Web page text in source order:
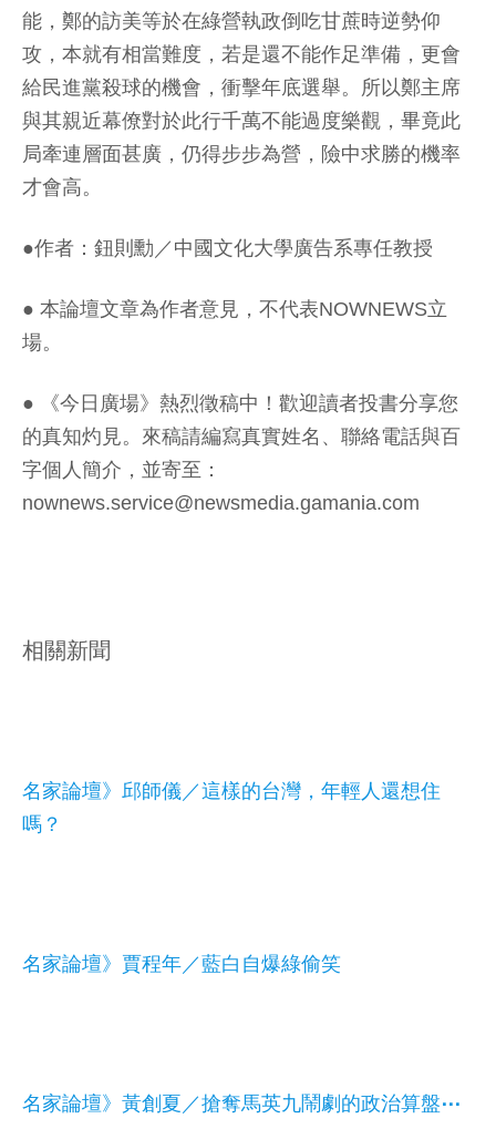
能，鄭的訪美等於在綠營執政倒吃甘蔗時逆勢仰
攻，本就有相當難度，若是還不能作足準備，更會
給民進黨殺球的機會，衝擊年底選舉。所以鄭主席
與其親近幕僚對於此行千萬不能過度樂觀，畢竟此
局牽連層面甚廣，仍得步步為營，險中求勝的機率
才會高。
●作者：鈕則勳／中國文化大學廣告系專任教授
● 本論壇文章為作者意見，不代表NOWNEWS立
場。
● 《今日廣場》熱烈徵稿中！歡迎讀者投書分享您
的真知灼見。來稿請編寫真實姓名、聯絡電話與百
字個人簡介，並寄至：
nownews.service@newsmedia.gamania.com
相關新聞
名家論壇》邱師儀／這樣的台灣，年輕人還想住
嗎？
名家論壇》賈程年／藍白自爆綠偷笑
名家論壇》黃創夏／搶奪馬英九鬧劇的政治算盤⋯